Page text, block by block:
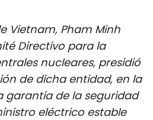
- MEDIO AMBIENTE
- ENTRETENIMIENTO
Vietnam, Pham Minh
Directivo para la
nucleares, presidió
de dicha entidad, en la
garantía de la seguridad
eléctrico estable